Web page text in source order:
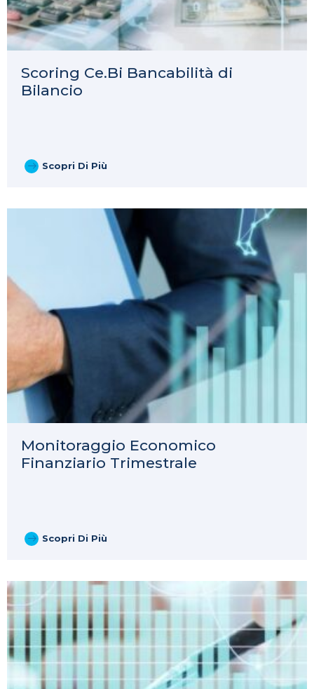
Scoring Ce.Bi Bancabilità di
Bilancio
Scopri Di Più
Monitoraggio Economico
Finanziario Trimestrale
Scopri Di Più